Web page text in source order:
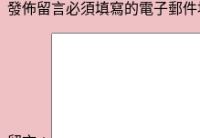
發佈留言必須填寫的電子郵件